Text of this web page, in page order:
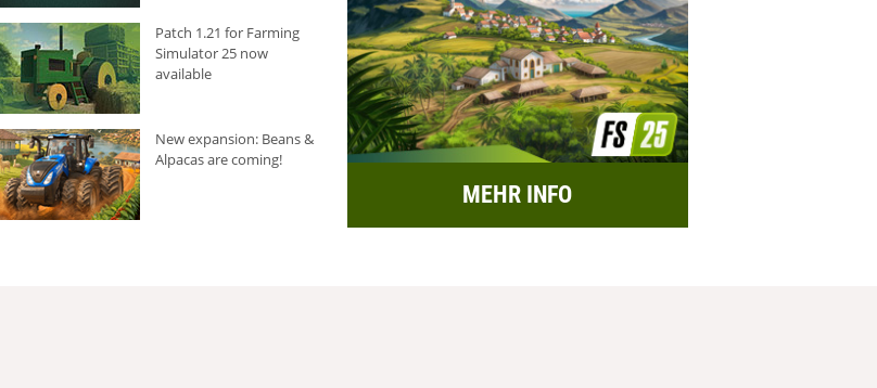
Patch 1.21 for Farming
Simulator 25 now
available
New expansion: Beans &
Alpacas are coming!
MEHR INFO